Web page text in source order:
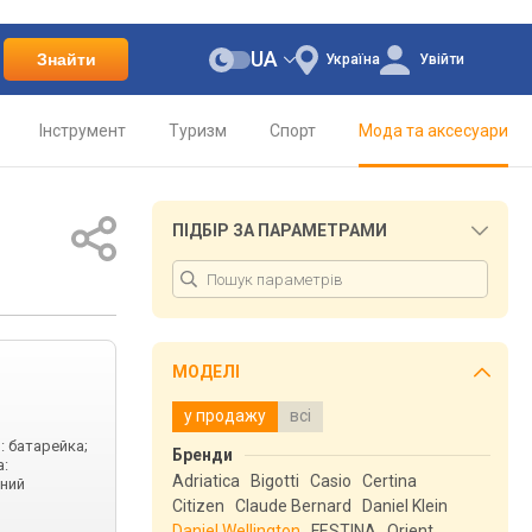
Знайти Україна
UA Увійти
Інструмент Туризм Спорт Мода та аксесуари
батарейка;
ПІДБІР ЗА ПАРАМЕТРАМИ
МОДЕЛІ
у продажу всі
Бренди
Adriatica
Bigotti Casio
Certina
Citizen
Claude Bernard
Daniel Klein